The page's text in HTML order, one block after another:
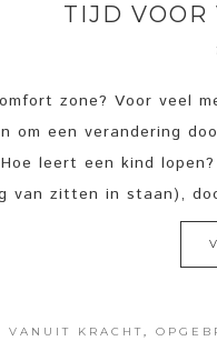
TIJD VOOR
zone? Voor veel
om een verandering
leert een kind
van zitten in staan),
VANUIT KRACHT,